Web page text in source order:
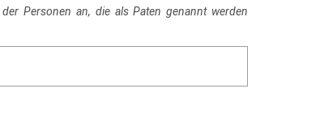
Personen an, die als Paten genannt werden